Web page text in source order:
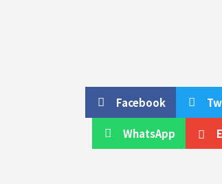
Facebook
WhatsApp